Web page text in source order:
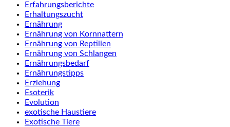
Erfahrungsberichte
Erhaltungszucht
Ernährung
Ernährung von Kornnattern
Ernährung von Reptilien
Ernährung von Schlangen
Ernährungsbedarf
Ernährungstipps
Erziehung
Esoterik
Evolution
exotische Haustiere
Exotische Tiere